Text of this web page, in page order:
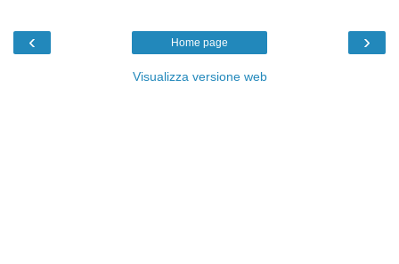
‹ ›
Home page
Visualizza versione web